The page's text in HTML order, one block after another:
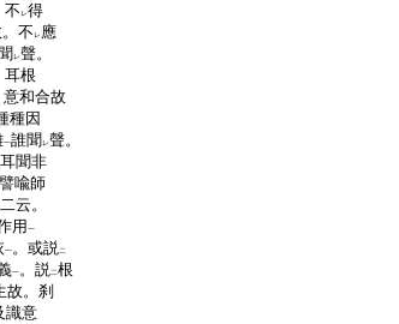
不 レ得
不 レ應
聞 レ聲。
耳根
意和合故
種因
一誰聞 レ聲。
聞非
喩師
云。
用 一
一。或説二
一。説二根
故。刹
識意